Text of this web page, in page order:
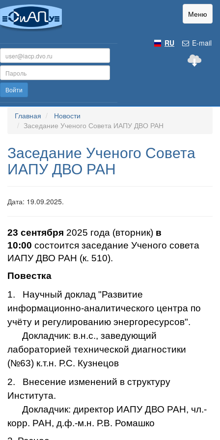
Меню
E-mail
RU
Войти
Главная
Новости
Заседание Ученого Совета ИАПУ ДВО РАН
Заседание Ученого Совета
ИАПУ ДВО РАН
Дата: 19.09.2025.
23 сентября 2025 года (вторник) в
10:00 состоится заседание Ученого совета
ИАПУ ДВО РАН (к. 510).
Повестка
1.
Научный доклад "Развитие
информационно-аналитического центра по
учёту и регулированию энергоресурсов".
Докладчик: в.н.с., заведующий
лабораторией технической диагностики
(№63) к.т.н. Р.С. Кузнецов
2.
Внесение изменений в структуру
Института.
Докладчик: директор ИАПУ ДВО РАН, чл.-
корр. РАН, д.ф.-м.н. Р.В. Ромашко